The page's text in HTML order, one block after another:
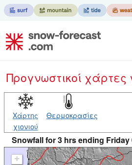
Προγνωστικοί χάρτες
Χάρτης
χιονιού
Θερμοκρασίες
Snowfall for 3 hrs ending Friday
+